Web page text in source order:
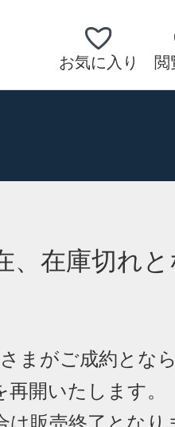
お気に入り 閲
、在庫切れ
まがご成約とな
開いたします。
は販売終了となり